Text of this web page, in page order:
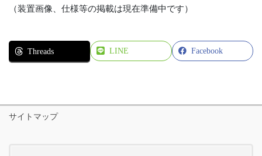
（装置画像、仕様等の掲載は現在準備中です）
Facebook
Threads LINE
サイトマップ